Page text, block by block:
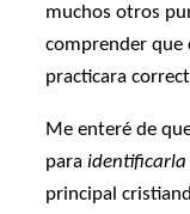
muchos otros
comprender que
practicara
Me enteré de
paraidentificarla
principal